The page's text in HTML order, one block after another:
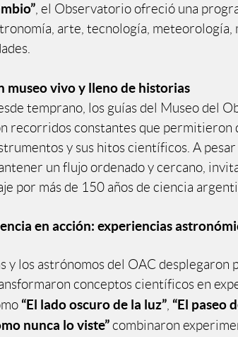
, el Observatorio ofreció una
arte, tecnología, meteorología,
museo vivo y lleno de historias
temprano, los guías del Museo del
recorridos constantes que permitieron
y sus hitos científicos. A
un flujo ordenado y cercano,
por más de 150 años de ciencia
en acción: experiencias
y los astrónomos del OAC desplegaron
conceptos científicos en
“El lado oscuro de la luz”, “El paseo
nunca lo viste”combinaron